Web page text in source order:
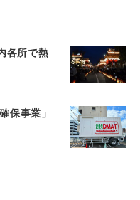
各所で熱
保事業」